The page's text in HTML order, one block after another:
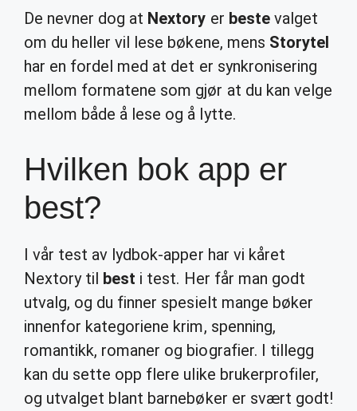
De nevner dog at Nextory er bestevalget
om du heller vil lese bøkene, mens Storytel
har en fordel med at det er synkronisering
mellom formatene som gjør at du kan velge
mellom både å lese og å lytte.
Hvilken bok app er
best?
I vår test av lydbok-apper har vi kåret
Nextory til best i test. Her får man godt
utvalg, og du finner spesielt mange bøker
innenfor kategoriene krim, spenning,
romantikk, romaner og biografier. I tillegg
kan du sette opp flere ulike brukerprofiler,
og utvalget blant barnebøker er svært godt!